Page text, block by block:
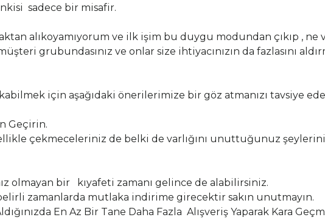
sadece bir misafir.
alıkoyamıyorum ve ilk işim bu duygu modundan çıkıp , ne
grubundasınız ve onlar size ihtiyacınızın da fazlasını
için aşağıdaki önerilerimize bir göz atmanızı tavsiye
Geçirin.
çekmeceleriniz de belki de varlığını unuttuğunuz
olmayan bir kıyafeti zamanı gelince de alabilirsiniz.
zamanlarda mutlaka indirime girecektir sakın unutmayın.
En Az Bir Tane Daha Fazla Alışveriş Yaparak Kara